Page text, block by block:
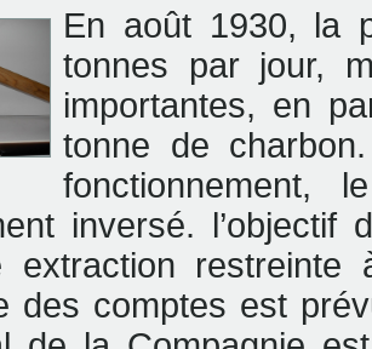
En août 1930, la
tonnes par jour,
importantes, en
tonne de
fonctionnement,
inversé.
extraction restreinte
des comptes est